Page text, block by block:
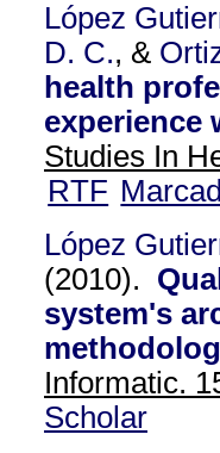
López
D. C., &
health
experience
Studies In
RTF
López
(2010).
system's
Informatic.
Scholar